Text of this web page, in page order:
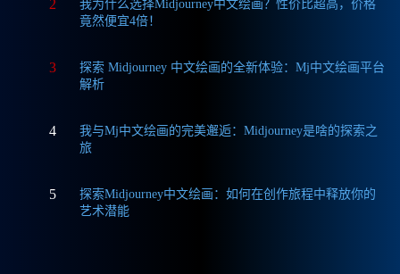
2
我为什么选择Midjourney中文绘画？性价比超高，价格
竟然便宜4倍！
3
探索 Midjourney 中文绘画的全新体验：Mj中文绘画平台
解析
4
我与Mj中文绘画的完美邂逅：Midjourney是啥的探索之
旅
5
探索Midjourney中文绘画：如何在创作旅程中释放你的
艺术潜能